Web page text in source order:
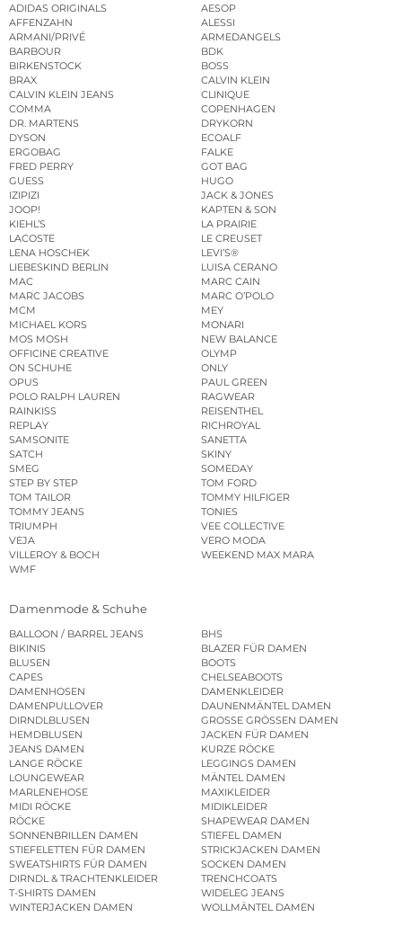
ADIDAS ORIGINALS
AESOP
AFFENZAHN
ALESSI
ARMANI/PRIVÉ
ARMEDANGELS
BARBOUR
BDK
BIRKENSTOCK
BOSS
BRAX
CALVIN KLEIN
CALVIN KLEIN JEANS
CLINIQUE
COMMA
COPENHAGEN
DR. MARTENS
DRYKORN
DYSON
ECOALF
ERGOBAG
FALKE
FRED PERRY
GOT BAG
GUESS
HUGO
IZIPIZI
JACK & JONES
JOOP!
KAPTEN & SON
KIEHL’S
LA PRAIRIE
LACOSTE
LE CREUSET
LENA HOSCHEK
LEVI’S®
LIEBESKIND BERLIN
LUISA CERANO
MAC
MARC CAIN
MARC JACOBS
MARC O’POLO
MCM
MEY
MICHAEL KORS
MONARI
MOS MOSH
NEW BALANCE
OFFICINE CREATIVE
OLYMP
ON SCHUHE
ONLY
OPUS
PAUL GREEN
POLO RALPH LAUREN
RAGWEAR
RAINKISS
REISENTHEL
REPLAY
RICHROYAL
SAMSONITE
SANETTA
SATCH
SKINY
SMEG
SOMEDAY
STEP BY STEP
TOM FORD
TOM TAILOR
TOMMY HILFIGER
TOMMY JEANS
TONIES
TRIUMPH
VEE COLLECTIVE
VEJA
VERO MODA
VILLEROY & BOCH
WEEKEND MAX MARA
WMF
Damenmode & Schuhe
BALLOON / BARREL JEANS
BHS
BIKINIS
BLAZER FÜR DAMEN
BLUSEN
BOOTS
CAPES
CHELSEABOOTS
DAMENHOSEN
DAMENKLEIDER
DAMENPULLOVER
DAUNENMÄNTEL DAMEN
DIRNDLBLUSEN
GROSSE GRÖSSEN DAMEN
HEMDBLUSEN
JACKEN FÜR DAMEN
JEANS DAMEN
KURZE RÖCKE
LANGE RÖCKE
LEGGINGS DAMEN
LOUNGEWEAR
MÄNTEL DAMEN
MARLENEHOSE
MAXIKLEIDER
MIDI RÖCKE
MIDIKLEIDER
RÖCKE
SHAPEWEAR DAMEN
SONNENBRILLEN DAMEN
STIEFEL DAMEN
STIEFELETTEN FÜR DAMEN
STRICKJACKEN DAMEN
SWEATSHIRTS FÜR DAMEN
SOCKEN DAMEN
DIRNDL & TRACHTENKLEIDER
TRENCHCOATS
T-SHIRTS DAMEN
WIDELEG JEANS
WINTERJACKEN DAMEN
WOLLMÄNTEL DAMEN